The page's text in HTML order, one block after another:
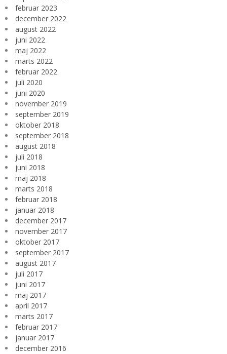
februar 2023
december 2022
august 2022
juni 2022
maj 2022
marts 2022
februar 2022
juli 2020
juni 2020
november 2019
september 2019
oktober 2018
september 2018
august 2018
juli 2018
juni 2018
maj 2018
marts 2018
februar 2018
januar 2018
december 2017
november 2017
oktober 2017
september 2017
august 2017
juli 2017
juni 2017
maj 2017
april 2017
marts 2017
februar 2017
januar 2017
december 2016